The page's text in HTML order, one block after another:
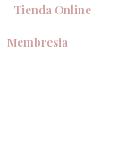
Tienda Online
Membresia